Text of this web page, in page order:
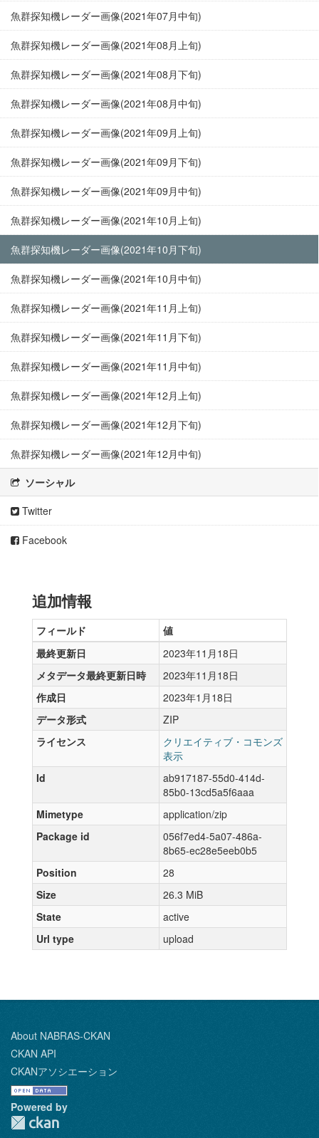
魚群探知機レーダー画像(2021年07月中旬)
魚群探知機レーダー画像(2021年08月上旬)
魚群探知機レーダー画像(2021年08月下旬)
魚群探知機レーダー画像(2021年08月中旬)
魚群探知機レーダー画像(2021年09月上旬)
魚群探知機レーダー画像(2021年09月下旬)
魚群探知機レーダー画像(2021年09月中旬)
魚群探知機レーダー画像(2021年10月上旬)
魚群探知機レーダー画像(2021年10月下旬)
魚群探知機レーダー画像(2021年10月中旬)
魚群探知機レーダー画像(2021年11月上旬)
魚群探知機レーダー画像(2021年11月下旬)
魚群探知機レーダー画像(2021年11月中旬)
魚群探知機レーダー画像(2021年12月上旬)
魚群探知機レーダー画像(2021年12月下旬)
魚群探知機レーダー画像(2021年12月中旬)
ソーシャル
Twitter
Facebook
追加情報
フィールド
値
最終更新日
2023年11月18日
メタデータ最終更新日時
2023年11月18日
作成日
2023年1月18日
データ形式
ZIP
ライセンス
クリエイティブ・コモンズ
表示
Id
ab917187-55d0-414d-
85b0-13cd5a5f6aaa
Mimetype
application/zip
Package id
056f7ed4-5a07-486a-
8b65-ec28e5eeb0b5
Position
28
Size
26.3 MiB
State
active
Url type
upload
About NABRAS-CKAN
CKAN API
CKANアソシエーション
Powered by